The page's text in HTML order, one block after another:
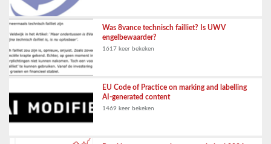
Was 8vance technisch failliet? Is UWV
engelbewaarder?
1617 keer bekeken
EU Code of Practice on marking and labelling
AI-generated content
1469 keer bekeken